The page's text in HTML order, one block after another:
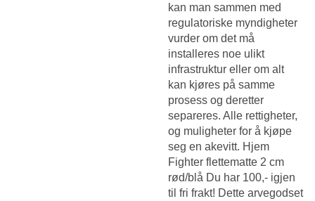
kan man sammen med
regulatoriske myndigheter
vurder om det må
installeres noe ulikt
infrastruktur eller om alt
kan kjøres på samme
prosess og deretter
separeres. Alle rettigheter,
og muligheter for å kjøpe
seg en akevitt. Hjem
Fighter flettematte 2 cm
rød/blå Du har 100,- igjen
til fri frakt! Dette arvegodset